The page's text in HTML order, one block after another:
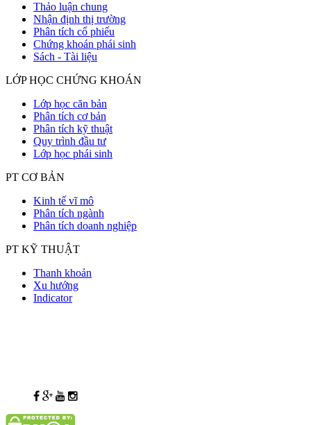
Thảo luận chung
Nhận định thị trường
Phân tích cổ phiếu
Chứng khoán phái sinh
Sách - Tài liệu
LỚP HỌC CHỨNG KHOÁN
Lớp học căn bản
Phân tích cơ bản
Phân tích kỹ thuật
Quy trình đầu tư
Lớp học phái sinh
PT CƠ BẢN
Kinh tế vĩ mô
Phân tích ngành
Phân tích doanh nghiệp
PT KỸ THUẬT
Thanh khoản
Xu hướng
Indicator